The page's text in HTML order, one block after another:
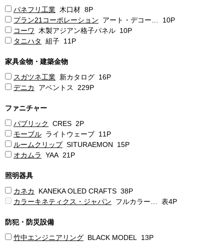
パネフリ工業 木口材 8P
プラン21コーポレーション アート・デコー… 10P
コーワ
木製アジアン格子パネル 10P
タニハタ
組子 11P
家具金物・建築金物
スガツネ工業 新カタログ 16P
デニカ
アベントス 229P
ファニチャー
パブリック
CRES 2P
モーブル ライトウェーブ 11P
ルームクリップSITURAEMON 15P
オカムラ
YAA 21P
照明器具
カネカ
KANEKA OLED CRAFTS 38P
カラーキネティクス・ジャパン フルカラー… 表4P
防犯・防災設備
竹中エンジニアリング BLACK MODEL 13P